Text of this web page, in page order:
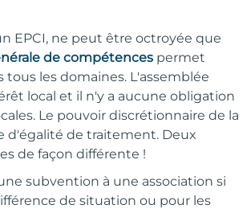
EPCI, ne peut être octroyée que
de compétences permet
les domaines. L'assemblée
local et il n'y a aucune obligation
Le pouvoir discrétionnaire de la
d'égalité de traitement. Deux
de façon différente !
subvention à une association si
de situation ou pour les